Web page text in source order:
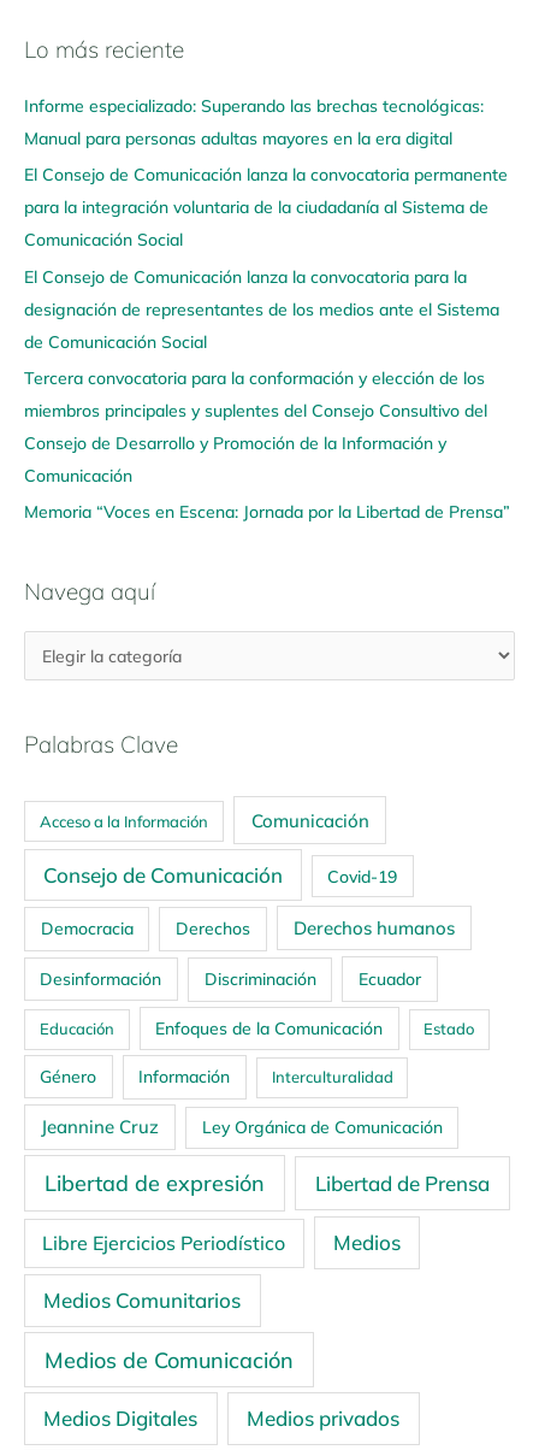
Lo más reciente
Informe especializado: Superando las brechas tecnológicas:
Manual para personas adultas mayores en la era digital
El Consejo de Comunicación lanza la convocatoria permanente
para la integración voluntaria de la ciudadanía al Sistema de
Comunicación Social
El Consejo de Comunicación lanza la convocatoria para la
designación de representantes de los medios ante el Sistema
de Comunicación Social
Tercera convocatoria para la conformación y elección de los
miembros principales y suplentes del Consejo Consultivo del
Consejo de Desarrollo y Promoción de la Información y
Comunicación
Memoria “Voces en Escena: Jornada por la Libertad de Prensa”
Navega aquí
N
v
e
g
a
a
q
u
í
Palabras Clave
Acceso a la Información Comunicación
Consejo de Comunicación Covid-19
Democracia Derechos Derechos humanos
Desinformación Discriminación Ecuador
Educación Enfoques de la Comunicación Estado
Género Información Interculturalidad
Jeannine Cruz Ley Orgánica de Comunicación
Libertad de expresión Libertad de Prensa
Libre Ejercicios Periodístico Medios
Medios Comunitarios
Medios de Comunicación
Medios Digitales Medios privados